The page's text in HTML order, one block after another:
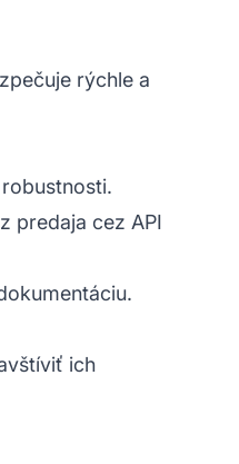
rýchle a
predaja cez API
ich